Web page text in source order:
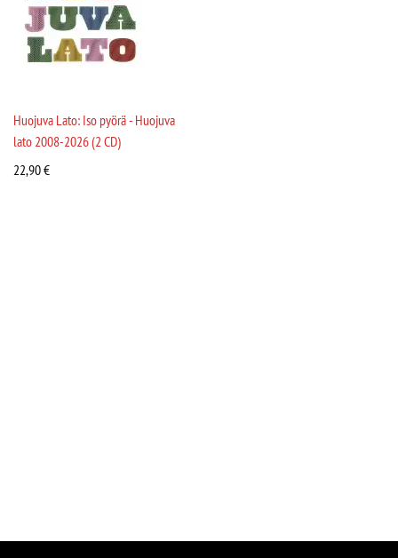
Huojuva Lato: Iso pyörä - Huojuva
lato 2008-2026 (2 CD)
22,90€